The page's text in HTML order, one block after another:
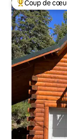
Coups de cœur
Coup de